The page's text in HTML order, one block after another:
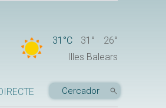
31°C 31°
26°
Illes Balears